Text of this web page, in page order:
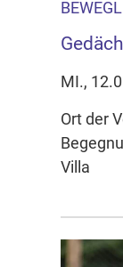
MI.,
Ort der
Villa